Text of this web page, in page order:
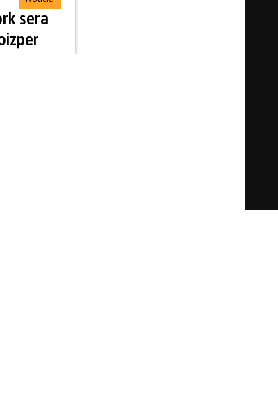
sera